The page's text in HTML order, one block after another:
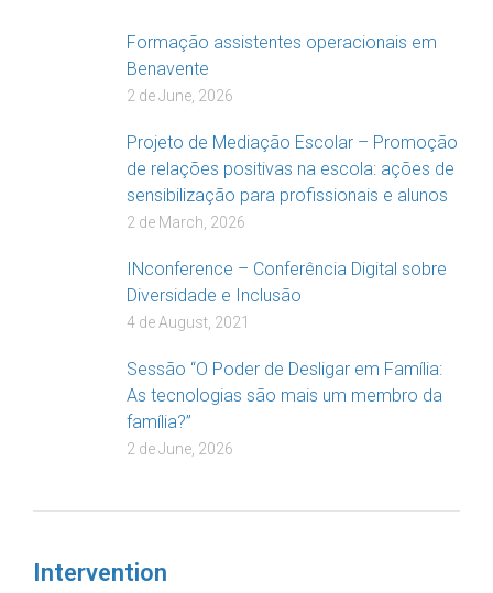
Formação assistentes operacionais em
Benavente
2 de June, 2026
Projeto de Mediação Escolar – Promoção
de relações positivas na escola: ações de
sensibilização para profissionais e alunos
2 de March, 2026
INconference – Conferência Digital sobre
Diversidade e Inclusão
4 de August, 2021
Sessão “O Poder de Desligar em Família:
As tecnologias são mais um membro da
família?”
2 de June, 2026
Intervention